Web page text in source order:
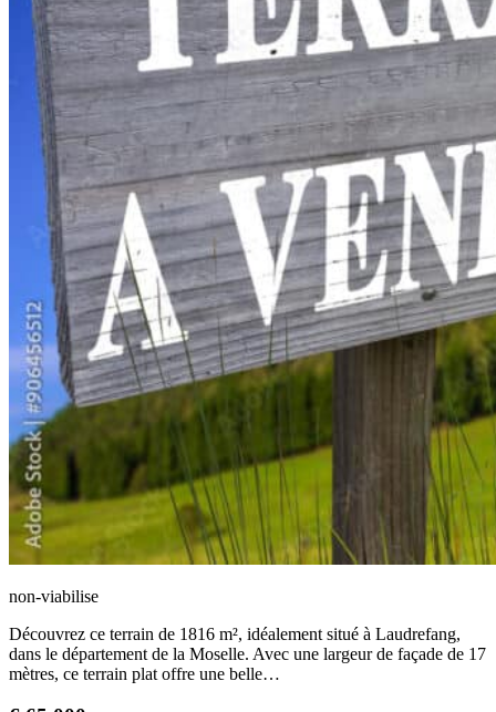
non-viabilise
Découvrez ce terrain de 1816 m², idéalement situé à Laudrefang,
dans le département de la Moselle. Avec une largeur de façade de 17
mètres, ce terrain plat offre une belle…